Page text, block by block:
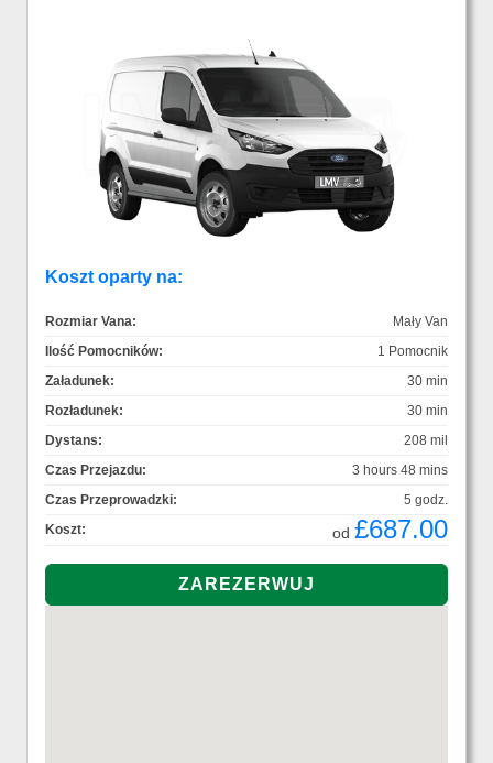
Koszt oparty na:
Rozmiar Vana:
Mały Van
Ilość Pomocników:
1 Pomocnik
Załadunek:
30 min
Rozładunek:
30 min
Dystans:
208 mil
Czas Przejazdu:
3 hours 48 mins
Czas Przeprowadzki:
5 godz.
Koszt:
od £687.00